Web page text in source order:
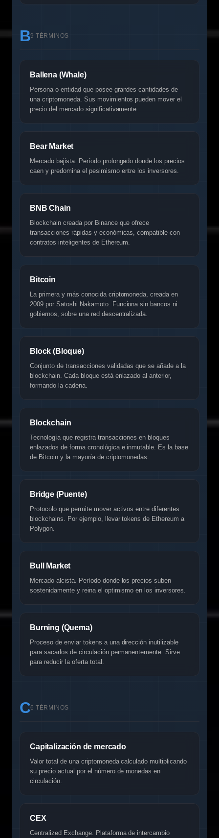
B9 TÉRMINOS
Ballena (Whale)
Persona o entidad que posee grandes cantidades de
una criptomoneda. Sus movimientos pueden mover el
precio del mercado significativamente.
Bear Market
Mercado bajista. Período prolongado donde los precios
caen y predomina el pesimismo entre los inversores.
BNB Chain
Blockchain creada por Binance que ofrece
transacciones rápidas y económicas, compatible con
contratos inteligentes de Ethereum.
Bitcoin
La primera y más conocida criptomoneda, creada en
2009 por Satoshi Nakamoto. Funciona sin bancos ni
gobiernos, sobre una red descentralizada.
Block (Bloque)
Conjunto de transacciones validadas que se añade a la
blockchain. Cada bloque está enlazado al anterior,
formando la cadena.
Blockchain
Tecnología que registra transacciones en bloques
enlazados de forma cronológica e inmutable. Es la base
de Bitcoin y la mayoría de criptomonedas.
Bridge (Puente)
Protocolo que permite mover activos entre diferentes
blockchains. Por ejemplo, llevar tokens de Ethereum a
Polygon.
Bull Market
Mercado alcista. Período donde los precios suben
sostenidamente y reina el optimismo en los inversores.
Burning (Quema)
Proceso de enviar tokens a una dirección inutilizable
para sacarlos de circulación permanentemente. Sirve
para reducir la oferta total.
C6 TÉRMINOS
Capitalización de mercado
Valor total de una criptomoneda calculado multiplicando
su precio actual por el número de monedas en
circulación.
CEX
Centralized Exchange. Plataforma de intercambio